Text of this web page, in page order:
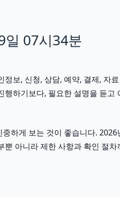
일 07시34분
보, 신청, 상담, 예약, 결제, 자
하기보다, 필요한 설명을 듣고
하게 보는 것이 좋습니다.
아니라 제한 사항과 확인 절